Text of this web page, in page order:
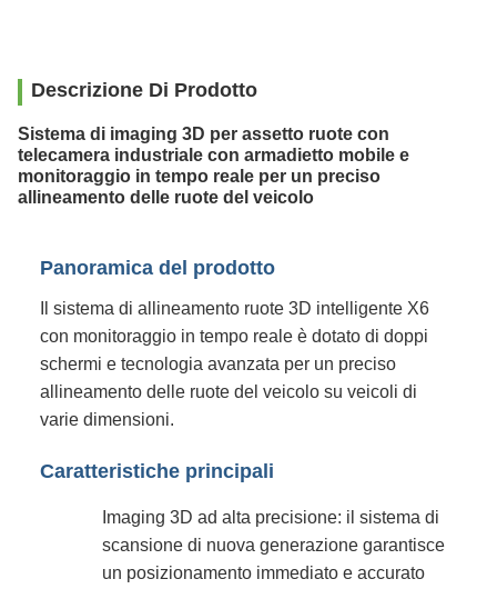
Descrizione Di Prodotto
Sistema di imaging 3D per assetto ruote con
telecamera industriale con armadietto mobile e
monitoraggio in tempo reale per un preciso
allineamento delle ruote del veicolo
Panoramica del prodotto
Il sistema di allineamento ruote 3D intelligente X6
con monitoraggio in tempo reale è dotato di doppi
schermi e tecnologia avanzata per un preciso
allineamento delle ruote del veicolo su veicoli di
varie dimensioni.
Caratteristiche principali
Imaging 3D ad alta precisione: il sistema di
scansione di nuova generazione garantisce
un posizionamento immediato e accurato